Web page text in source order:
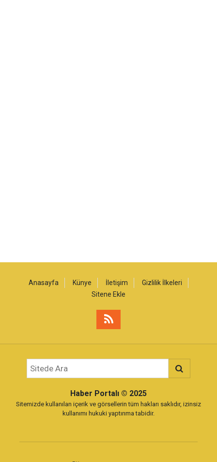
Anasayfa Künye İletişim
Gizlilik İlkeleri
Sitene Ekle
Haber Portalı © 2025
Sitemizde kullanılan içerik ve görsellerin tüm hakları saklıdır, izinsiz
kullanımı hukuki yaptırıma tabidir.